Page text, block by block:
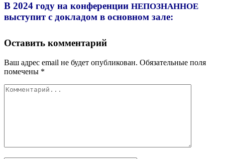
В 2024 году на конференции НЕПОЗНАННОЕ
выступит с докладом в основном зале:
Оставить комментарий
Ваш адрес email не будет опубликован. Обязательные поля
помечены *